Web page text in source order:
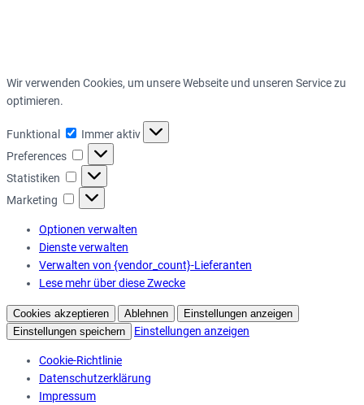
Wir verwenden Cookies, um unsere Webseite und unseren Service zu
optimieren.
Funktional Funktional
Immer aktiv
Preferences
Preferences
Statistiken Statistiken
Marketing Marketing
Optionen verwalten
Dienste verwalten
Verwalten von {vendor_count}-Lieferanten
Lese mehr über diese Zwecke
Cookies akzeptieren Ablehnen
Einstellungen anzeigen
Einstellungen speichern
Einstellungen anzeigen
Cookie-Richtlinie
Datenschutzerklärung
Impressum